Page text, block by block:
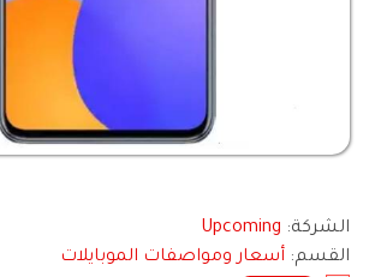
الشركة: Upcoming
القسم: أسعار ومواصفات الموبايلات